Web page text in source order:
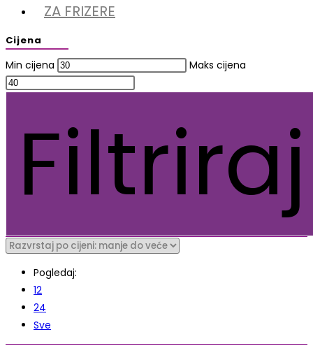
ZA FRIZERE
Cijena
Min cijena Maks cijena
Filtriraj
Pogledaj:
12
24
Sve